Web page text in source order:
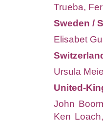
Trueba,
Sweden /
Elisabet
Ursula
United-
John
Ken